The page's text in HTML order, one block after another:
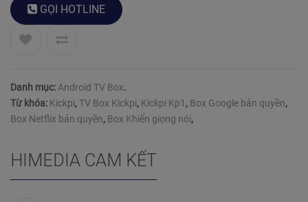
khách
hàng
GỌI HOTLINE
Danh mục:Android TV Box.
Từ khóa: Kickpi,TV Box Kickpi, Kickpi Kp1 , Box Google bản quyền,
Box Netflix bản quyền, Box Khiển giọng nói,
HIMEDIA CAM KẾT